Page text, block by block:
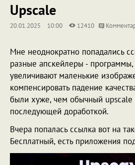
Upscale
20.01.2025 10:00 12410
Мне неоднократно попадались
разные апскейлеры -
увеличивают маленькие
компенсировать падение
были хуже, чем обычный upscale
последующей доработкой.
Вчера попалась ссылка вот на
Бесплатный, есть приложения